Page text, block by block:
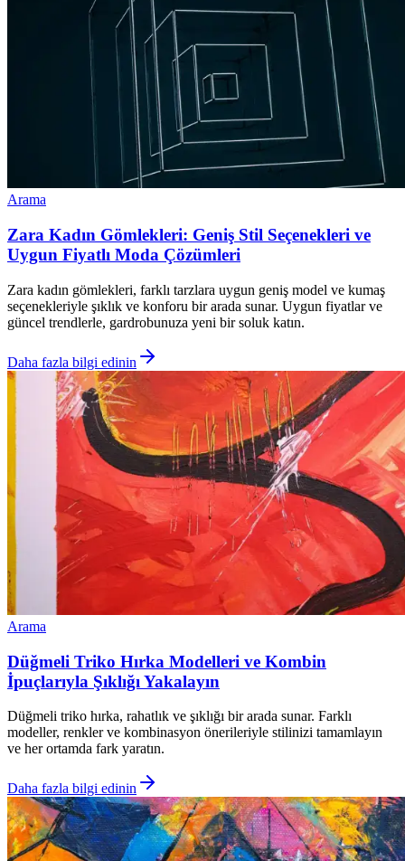
Arama
Zara Kadın Gömlekleri: Geniş Stil Seçenekleri ve
Uygun Fiyatlı Moda Çözümleri
Zara kadın gömlekleri, farklı tarzlara uygun geniş model ve kumaş
seçenekleriyle şıklık ve konforu bir arada sunar. Uygun fiyatlar ve
güncel trendlerle, gardrobunuza yeni bir soluk katın.
Daha fazla bilgi edinin
Arama
Düğmeli Triko Hırka Modelleri ve Kombin
İpuçlarıyla Şıklığı Yakalayın
Düğmeli triko hırka, rahatlık ve şıklığı bir arada sunar. Farklı
modeller, renkler ve kombinasyon önerileriyle stilinizi tamamlayın
ve her ortamda fark yaratın.
Daha fazla bilgi edinin